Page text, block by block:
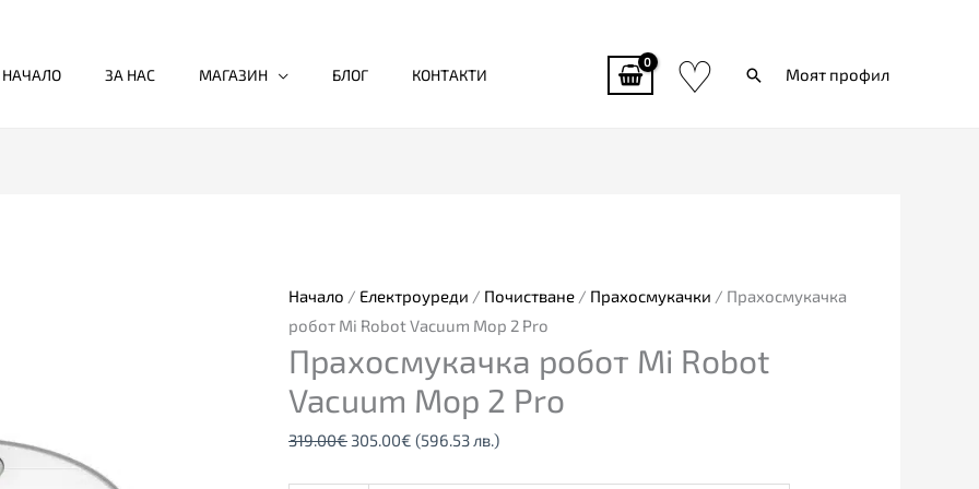
НАЧАЛО ЗА НАС МАГАЗИН БЛОГ КОНТАКТИ ♡ ТърсиМоят профил
Начало / Електроуреди / Почистване / Прахосмукачки / Прахосмукачка
робот Mi Robot Vacuum Mop 2 Pro
Прахосмукачка робот Mi Robot
Vacuum Mop 2 Pro
319.00€
319.00€.
305.00€
305.00€.
(596.53 лв.)
робот
Mi
Robot
Vacuum
Mop
2